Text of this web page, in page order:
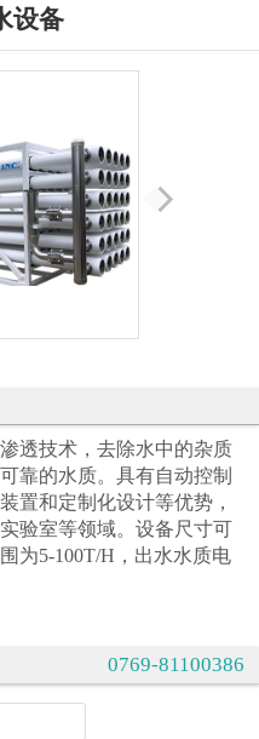
设备
透技术，去除水中的杂质
靠的水质。具有自动控制
置和定制化设计等优势，
验室等领域。设备尺寸可
为5-100T/H，出水水质电
0769-81100386